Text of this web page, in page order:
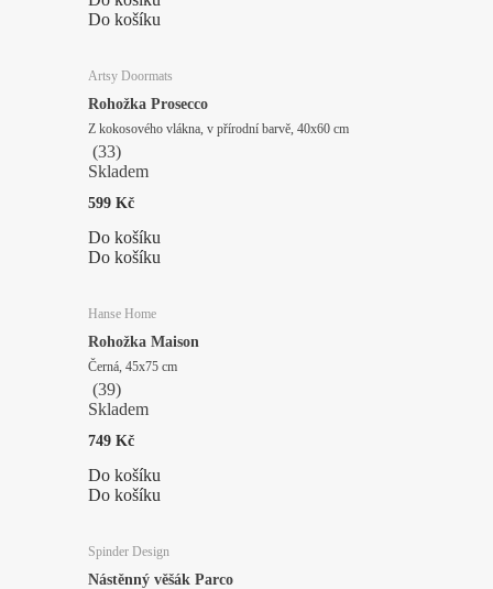
Do košíku
Artsy Doormats
Rohožka Prosecco
Z kokosového vlákna, v přírodní barvě, 40x60 cm
(33)
Skladem
599 Kč
Do košíku
Do košíku
Hanse Home
Rohožka Maison
Černá, 45x75 cm
(39)
Skladem
749 Kč
Do košíku
Do košíku
Spinder Design
Nástěnný věšák Parco